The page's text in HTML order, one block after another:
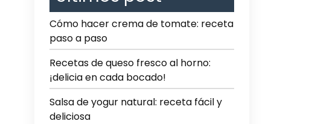
Cómo hacer crema de tomate: receta
paso a paso
Recetas de queso fresco al horno:
¡delicia en cada bocado!
Salsa de yogur natural: receta fácil y
deliciosa